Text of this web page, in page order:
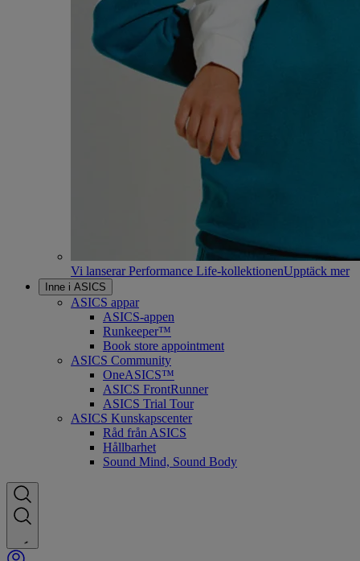
Vi lanserar Performance Life-kollektionenUpptäck mer
Inne i ASICS
ASICS appar
ASICS-appen
Runkeeper™
Book store appointment
ASICS Community
OneASICS™
ASICS FrontRunner
ASICS Trial Tour
ASICS Kunskapscenter
Råd från ASICS
Hållbarhet
Sound Mind, Sound Body